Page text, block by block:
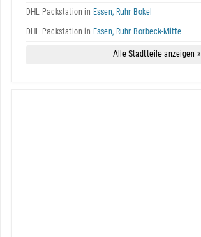
DHL Packstation in Essen, Ruhr Bokel
DHL Packstation in Essen, Ruhr Borbeck-Mitte
Alle Stadtteile anzeigen »